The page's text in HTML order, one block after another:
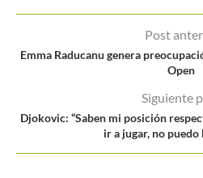
Post
Emma Raducanu genera
Open
Siguiente
Djokovic: “Saben mi posición
ir a jugar, no puedo